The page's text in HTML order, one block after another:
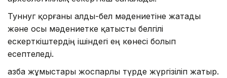
Туннуг қорғаны алды-бел мәдениетіне жатады
және осы мәдениетке қатысты белгілі
ескерткіштердің ішіндегі ең көнесі болып
есептеледі.
Қазба жұмыстары жоспарлы түрде жүргізіліп жатыр.